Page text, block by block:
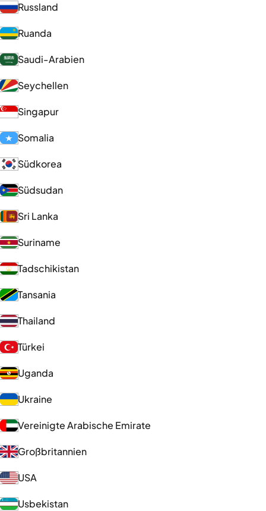
Russland
Ruanda
Saudi-Arabien
Seychellen
Singapur
Somalia
Südkorea
Südsudan
Sri Lanka
Suriname
Tadschikistan
Tansania
Thailand
Türkei
Uganda
Ukraine
Vereinigte Arabische Emirate
Großbritannien
USA
Usbekistan